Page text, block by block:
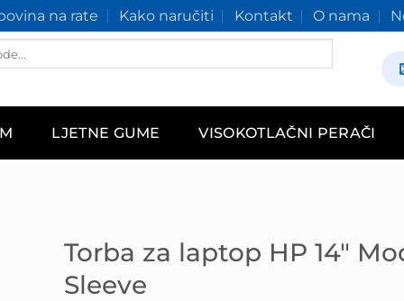
na rate Kako naručiti Kontakt O nama
LJETNE GUME VISOKOTLAČNI PERAČI
Torba za laptop HP 14″
Sleeve